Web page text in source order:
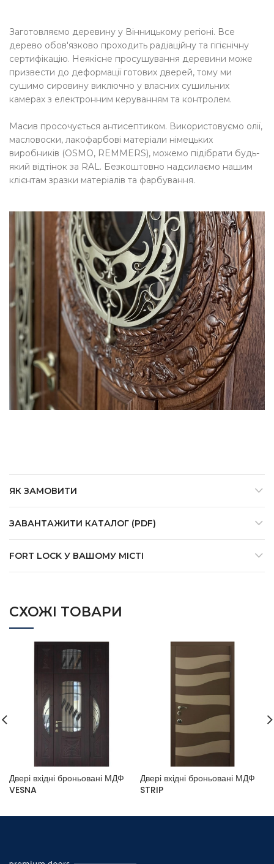
Заготовляємо деревину у Вінницькому регіоні. Все
дерево обов'язково проходить радіаційну та гігієнічну
сертифікацію. Неякісне просушування деревини може
призвести до деформації готових дверей, тому ми
сушимо сировину виключно у власних сушильних
камерах з електронним керуванням та контролем.
Масив просочується антисептиком. Використовуємо олії,
масловоски, лакофарбові матеріали німецьких
виробників (OSMO, REMMERS), можемо підібрати будь-
який відтінок за RAL. Безкоштовно надсилаємо нашим
клієнтам зразки матеріалів та фарбування.
ЯК ЗАМОВИТИ
ЗАВАНТАЖИТИ КАТАЛОГ (PDF)
FORT LOCK У ВАШОМУ МІСТІ
СХОЖІ ТОВАРИ
Двері вхідні броньовані МДФ
VESNA
Двері вхідні броньовані МДФ
STRIP